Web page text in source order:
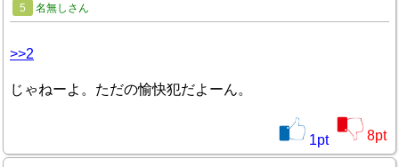
5
名無しさん
>>2
じゃねーよ。ただの愉快犯だよーん。
1pt 8pt